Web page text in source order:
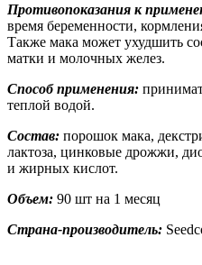
Противопоказания к
время беременности,
Также мака может ухудшить
матки и молочных желез.
Способ применения:
теплой водой.
Состав: порошок мака,
лактоза, цинковые дрожжи,
и жирных кислот.
Объем: 90 шт на 1 месяц
Страна-производитель: